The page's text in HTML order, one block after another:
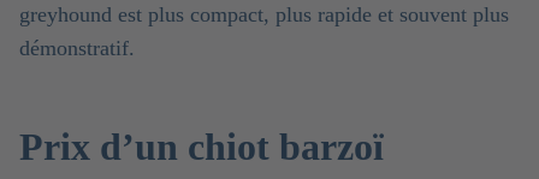
greyhound est plus compact, plus rapide et souvent plus
démonstratif.
Prix d’un chiot barzoï